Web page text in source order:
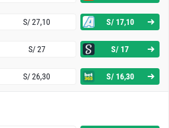
S/ 27,10 S/ 17,10
S/ 27 S/ 17
S/ 26,30 S/ 16,30